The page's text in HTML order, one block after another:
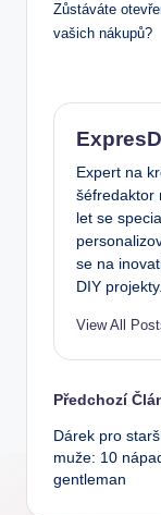
Zůstáváte
vašich nákupů?
Expert na
šéfredaktor
let se
se na
DIY projekty.
View All
Post
Předchozí
Dárek pro
muže: 10
gentleman